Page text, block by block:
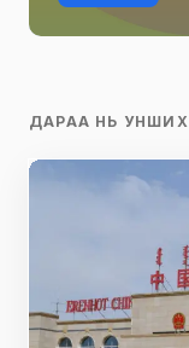
ДАРАА НЬ УНШИХ